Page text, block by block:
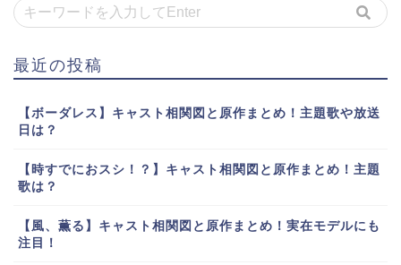
最近の投稿
【ボーダレス】キャスト相関図と原作まとめ！主題歌や放送
日は？
【時すでにおスシ！？】キャスト相関図と原作まとめ！主題
歌は？
【風、薫る】キャスト相関図と原作まとめ！実在モデルにも
注目！